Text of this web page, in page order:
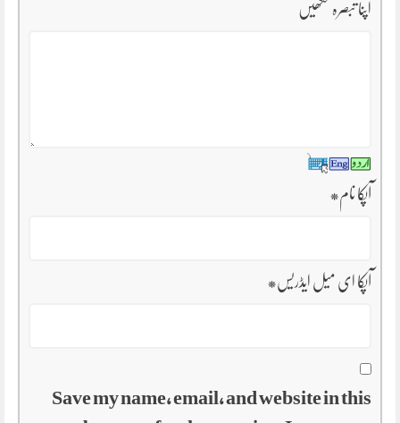
اپنا تبصرہ لکھیں
آپکا نام*
آپکا ای میل ایڈریس*
Save my name, email, and website in this